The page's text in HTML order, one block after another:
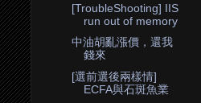
[TroubleShooting] IIS
run out of memory
中油胡亂漲價，還我
錢來
[選前選後兩樣情]
ECFA與石斑魚業